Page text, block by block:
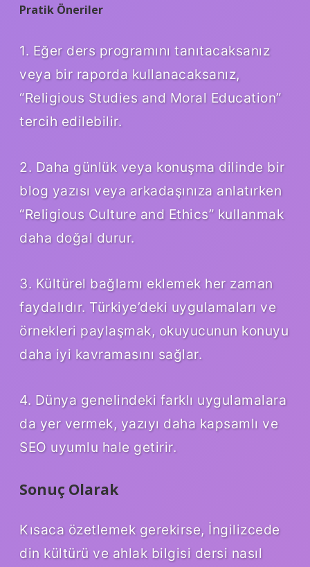
Pratik Öneriler
1. Eğer ders programını tanıtacaksanız
veya bir raporda kullanacaksanız,
“Religious Studies and Moral Education”
tercih edilebilir.
2. Daha günlük veya konuşma dilinde bir
blog yazısı veya arkadaşınıza anlatırken
“Religious Culture and Ethics” kullanmak
daha doğal durur.
3. Kültürel bağlamı eklemek her zaman
faydalıdır. Türkiye’deki uygulamaları ve
örnekleri paylaşmak, okuyucunun konuyu
daha iyi kavramasını sağlar.
4. Dünya genelindeki farklı uygulamalara
da yer vermek, yazıyı daha kapsamlı ve
SEO uyumlu hale getirir.
Sonuç Olarak
Kısaca özetlemek gerekirse, İngilizcede
din kültürü ve ahlak bilgisi dersi nasıl